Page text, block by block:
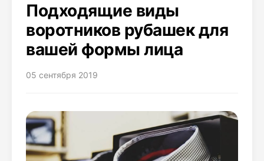
Подходящие виды
воротников рубашек для
вашей формы лица
05 сентября 2019